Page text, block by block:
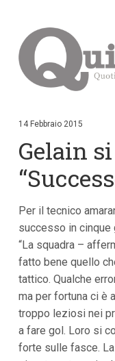
i
c
n
n
u
p
i
n
i
p
a
l
14 Febbraio 2015
Gelain
Per il tecnico
successo in cinque
“La squadra –
fatto bene quello
tattico. Qualche
ma per fortuna ci è
troppo leziosi nei
a fare gol. Loro si
forte sulle fasce.